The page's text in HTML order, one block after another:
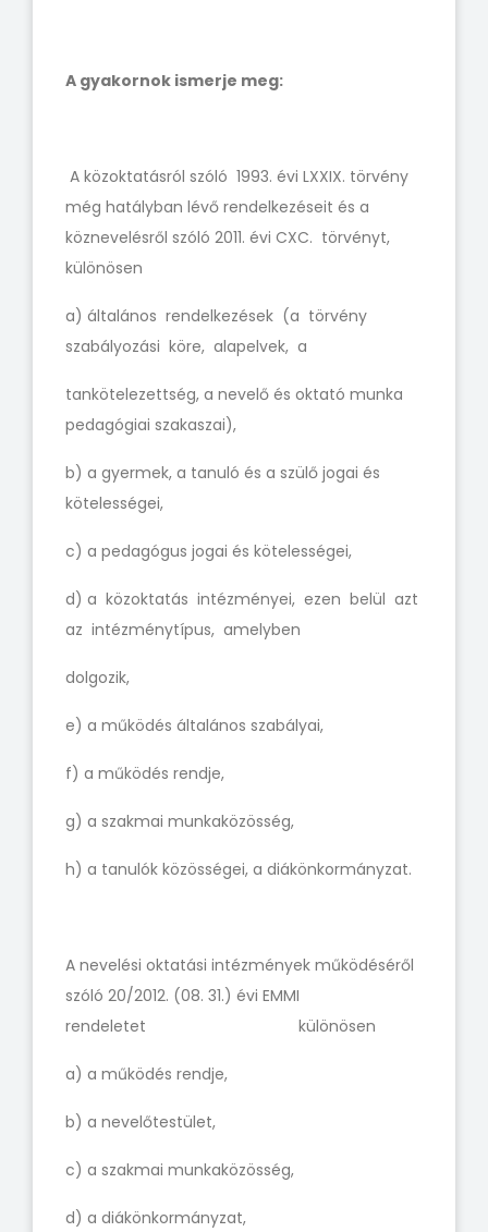
A gyakornok ismerje meg:
A közoktatásról szóló 1993. évi LXXIX. törvény
még hatályban lévő rendelkezéseit és a
köznevelésről szóló 2011. évi CXC. törvényt,
különösen
a) általános rendelkezések (a törvény
szabályozási köre, alapelvek, a
tankötelezettség, a nevelő és oktató munka
pedagógiai szakaszai),
b) a gyermek, a tanuló és a szülő jogai és
kötelességei,
c) a pedagógus jogai és kötelességei,
d) a közoktatás intézményei, ezen belül azt
az intézménytípus, amelyben
dolgozik,
e) a működés általános szabályai,
f) a működés rendje,
g) a szakmai munkaközösség,
h) a tanulók közösségei, a diákönkormányzat.
A nevelési oktatási intézmények működéséről
szóló 20/2012. (08. 31.) évi EMMI
rendeletet különösen
a) a működés rendje,
b) a nevelőtestület,
c) a szakmai munkaközösség,
d) a diákönkormányzat,